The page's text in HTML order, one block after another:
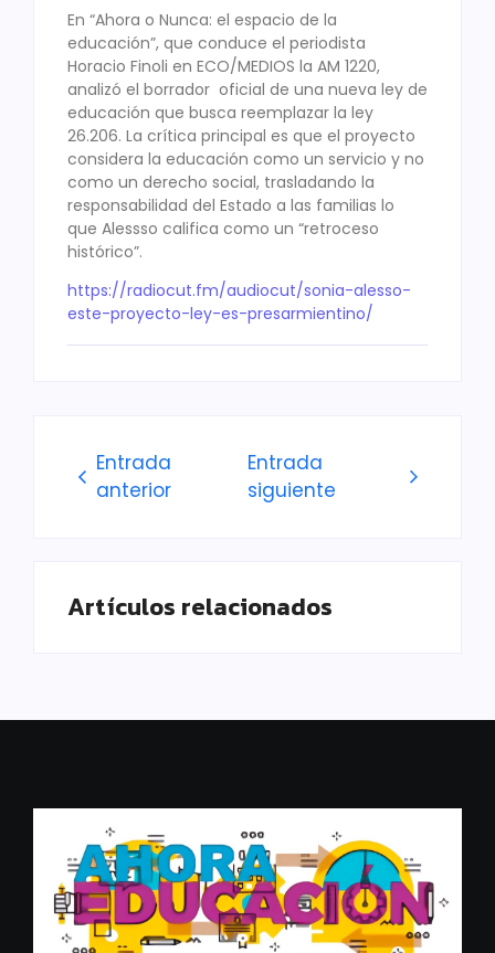
En “Ahora o Nunca: el espacio de la
educación”, que conduce el periodista
Horacio Finoli en ECO/MEDIOS la AM 1220,
analizó el borrador oficial de una nueva ley de
educación que busca reemplazar la ley
26.206. La crítica principal es que el proyecto
considera la educación como un servicio y no
como un derecho social, trasladando la
responsabilidad del Estado a las familias lo
que Alessso califica como un “retroceso
histórico”.
https://radiocut.fm/audiocut/sonia-alesso-
este-proyecto-ley-es-presarmientino/
Entrada
anterior
Entrada
siguiente
Artículos relacionados